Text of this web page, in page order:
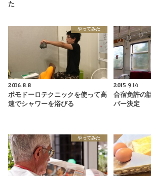
た
やってみた
2016.8.8
ポモドーロテクニックを使って高
速でシャワーを浴びる
2015.9.14
合宿免許
バー決定
やってみた